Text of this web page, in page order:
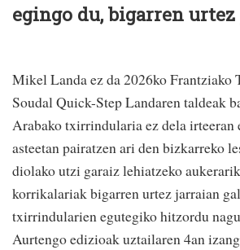
egingo du, bigarren
Mikel Landa ez da 2026ko Frantziako
Soudal Quick-Step Landaren taldeak
Arabako txirrindularia ez dela irteeran
asteetan pairatzen ari den bizkarreko
diolako utzi garaiz lehiatzeko
korrikalariak bigarren urtez jarraian
txirrindularien egutegiko hitzordu
Aurtengo edizioak uztailaren 4an